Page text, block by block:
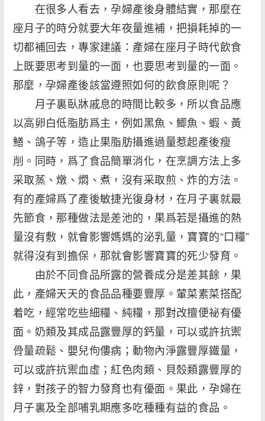
疾病
在很多人看去，孕婦產後身體結實，那麼在
座月子的時分就要大年夜量進補，把損耗掉的一
切都補回去，專家建議：產婦在座月子時代飲食
上既要思考到量的一面，也要思考到量的一面。
那麼，孕婦產後該當遵照如何的飲食原則呢？
月子裏臥牀戚息的時間比較多，所以食品應
以高卵白低脂肪爲主，例如黑魚、鯽魚、蝦、黃
鱔、鴿子等，造止果脂肪攝進過量惹起產後瘦
削。同時，爲了食品簡單消化，在烹調方法上多
采取蒸、燉、燜、煮，沒有采取煎、炸的方法。
有的產婦爲了產後敏捷光復身材，在月子裏就最
先節食，那種做法是差池的，果爲若是攝進的熱
量沒有敷，就會影響媽媽的泌乳量，寶寶的“口糧”
就得沒有到擔保，那就會影響寶寶的死少發育。
由於不同食品所露的營養成分是差其餘，果
此，產婦天天的食品品種要豐厚。葷菜素菜搭配
着吃，經常吃些細糧、純糧，那對改擅便祕有優
面。奶類及其成品露豐厚的鈣量，可以或許抗禦
骨量疏鬆、嬰兒佝僂病；動物內淨露豐厚鐵量，
可以或許抗禦血虛；紅色肉類、貝殼類露豐厚的
鋅，對孩子的智力發育也有優面。果此，孕婦在
月子裏及全部哺乳期應多吃種種有益的食品。